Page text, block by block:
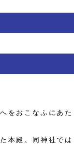
をおこなふにあ
本殿。同神社では